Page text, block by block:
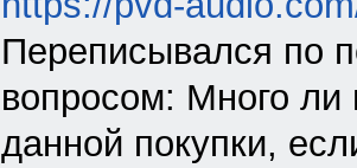
Переписывался по
вопросом: Много ли
данной покупки,